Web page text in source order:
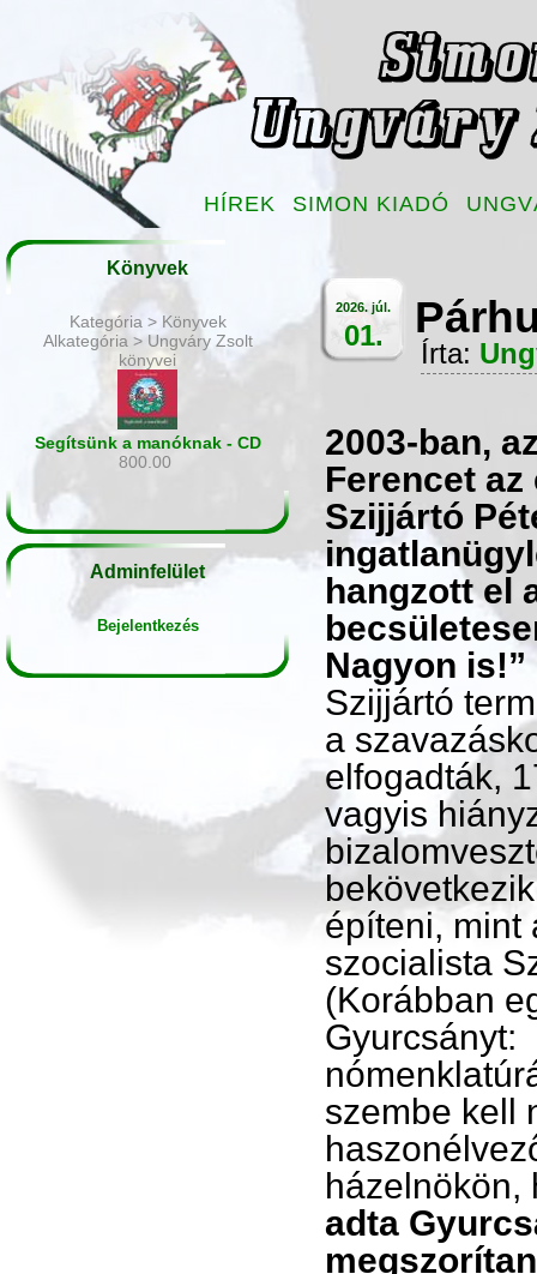
HÍREK SIMON KIADÓ
Könyvek
Kategória > Könyvek
Alkategória > Ungváry Zsolt
könyvei
Segítsünk a manóknak - CD
800.00
Adminfelület
Bejelentkezés
2026. júl.
01.
Írta:
2003-ban,
Ferencet
Szijjártó
hangzott el
Nagyon is!”
Szijjártó
a
elfogadták,
vagyis
építeni, mint
szocialista
(Korábban
Gyurcsányt:
szembe kell
házelnökön,
adta